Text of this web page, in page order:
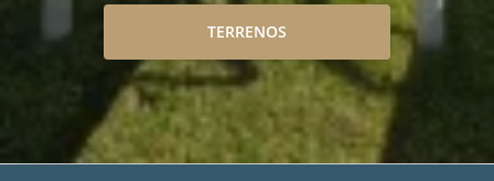
TERRENOS